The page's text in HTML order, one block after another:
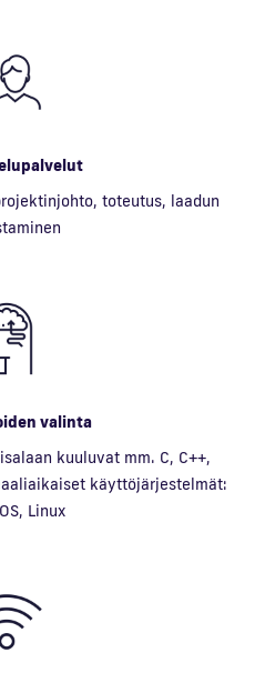
toteutus, laadun
valinta
kuuluvat mm. C, C++,
käyttöjärjestelmät:
Linux